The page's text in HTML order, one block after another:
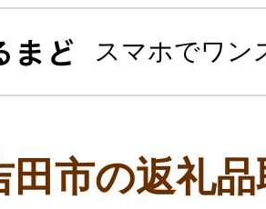
スマホでワン
田市の返礼